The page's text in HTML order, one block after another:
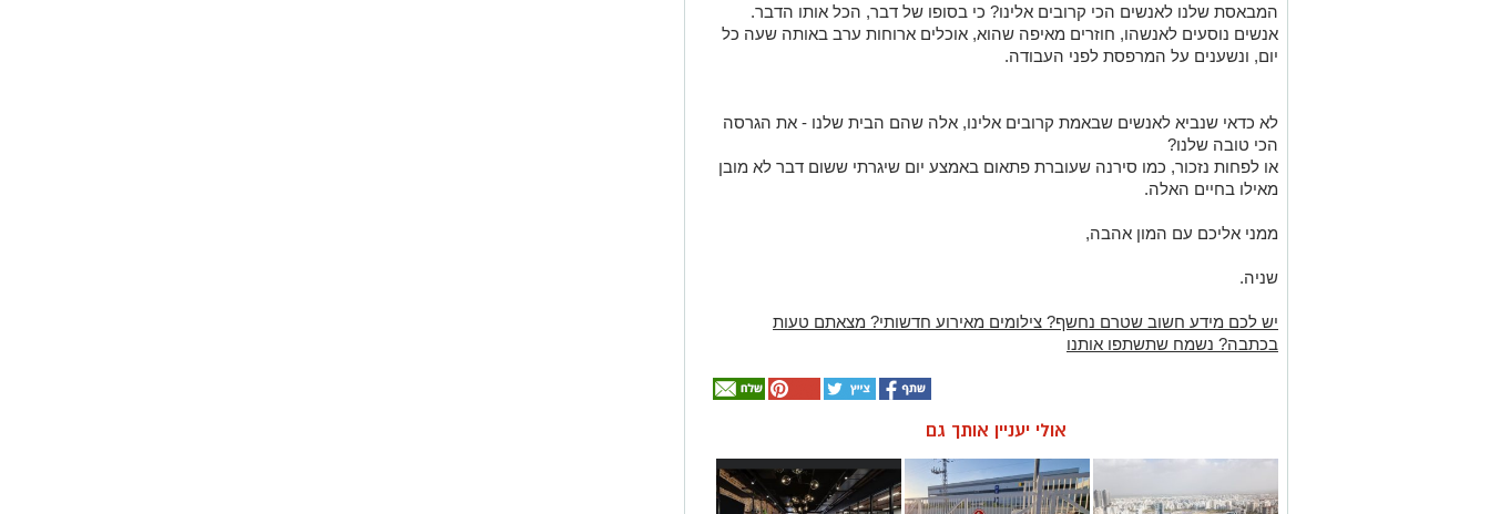
המבאסת שלנו לאנשים הכי קרובים אלינו? כי בסופו של דבר, הכל אותו הדבר.
אנשים נוסעים לאנשהו, חוזרים מאיפה שהוא, אוכלים ארוחות ערב באותה שעה כל
יום, ונשענים על המרפסת לפני העבודה.
לא כדאי שנביא לאנשים שבאמת קרובים אלינו, אלה שהם הבית שלנו - את הגרסה
הכי טובה שלנו?
או לפחות נזכור, כמו סירנה שעוברת פתאום באמצע יום שיגרתי ששום דבר לא מובן
מאילו בחיים האלה.
ממני אליכם עם המון אהבה,
שניה.
יש לכם מידע חשוב שטרם נחשף? צילומים מאירוע חדשותי? מצאתם טעות
בכתבה? נשמח שתשתפו אותנו
אולי יעניין אותך גם